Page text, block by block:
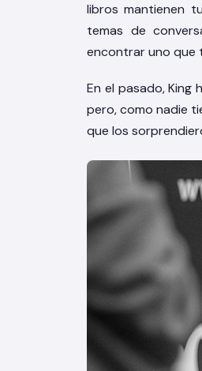
libros mantienen
temas de
encontrar uno que
En el pasado,
pero, como nadie
que los